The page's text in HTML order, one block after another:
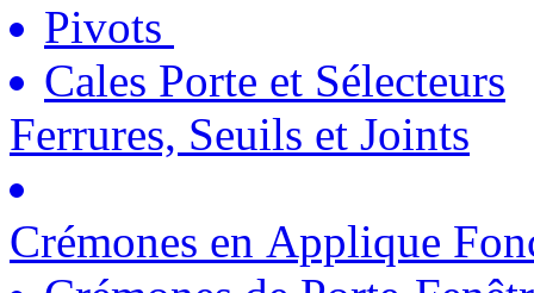
Pivots
Cales Porte et Sélecteurs
Ferrures, Seuils et Joints
Crémones en Applique